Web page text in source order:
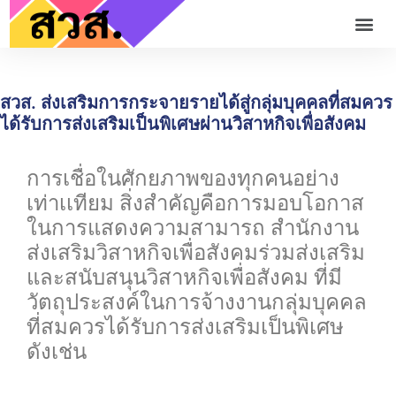
สวส. ส่งเสริมการกระจายรายได้สู่กลุ่มบุคคลที่สมควร
ได้รับการส่งเสริมเป็นพิเศษผ่านวิสาหกิจเพื่อสังคม
การเชื่อในศักยภาพของทุกคนอย่าง
เท่าเเทียม สิ่งสำคัญคือการมอบโอกาส
ในการแสดงความสามารถ สำนักงาน
ส่งเสริมวิสาหกิจเพื่อสังคมร่วมส่งเสริม
และสนับสนุนวิสาหกิจเพื่อสังคม ที่มี
วัตถุประสงค์ในการจ้างงานกลุ่มบุคคล
ที่สมควรได้รับการส่งเสริมเป็นพิเศษ
ดังเช่น